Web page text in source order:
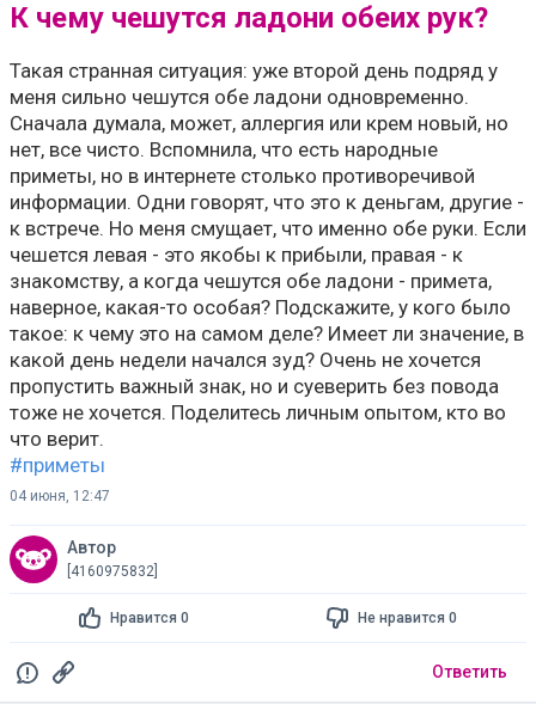
К чему чешутся ладони обеих рук?
Такая странная ситуация: уже второй день подряд у
меня сильно чешутся обе ладони одновременно.
Сначала думала, может, аллергия или крем новый, но
нет, все чисто. Вспомнила, что есть народные
приметы, но в интернете столько противоречивой
информации. Одни говорят, что это к деньгам, другие -
к встрече. Но меня смущает, что именно обе руки. Если
чешется левая - это якобы к прибыли, правая - к
знакомству, а когда чешутся обе ладони - примета,
наверное, какая-то особая? Подскажите, у кого было
такое: к чему это на самом деле? Имеет ли значение, в
какой день недели начался зуд? Очень не хочется
пропустить важный знак, но и суеверить без повода
тоже не хочется. Поделитесь личным опытом, кто во
что верит.
#приметы
04 июня, 12:47
Автор
[4160975832]
Нравится 0 Не нравится 0
Ответить